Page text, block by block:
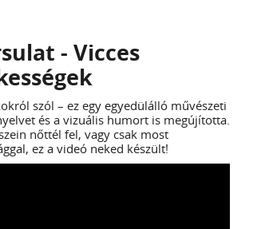
- Vicces
szól – ez egy egyedülálló művészeti
és a vizuális humort is megújította.
nőttél fel, vagy csak most
ez a videó neked készült!